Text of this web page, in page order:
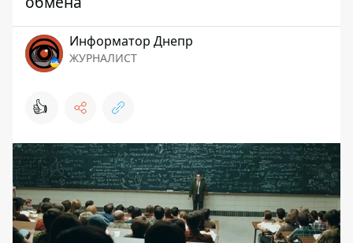
Информатор Днепр
ЖУРНАЛИСТ
👍